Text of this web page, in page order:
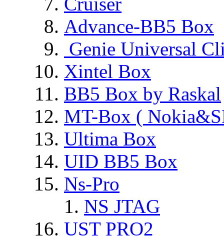
Advance-BB5 Box
Genie Universal
Xintel Box
BB5 Box by Raskal
MT-Box (
Ultima Box
UID BB5 Box
Ns-Pro
NS JTAG
UST PRO2